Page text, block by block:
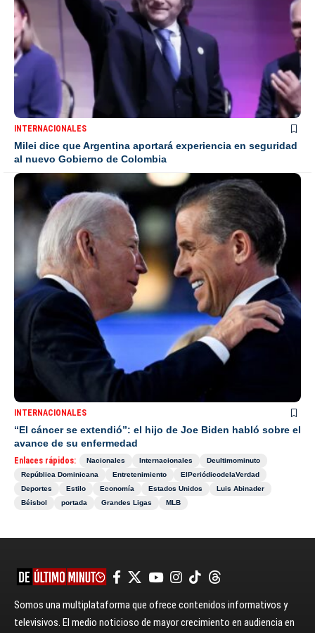
INTERNACIONALES
Milei dice que Argentina aportará experiencia en seguridad
al nuevo Gobierno de Colombia
INTERNACIONALES
“El cáncer se extendió”: el hijo de Joe Biden habló sobre el
avance de su enfermedad
Enlaces rápidos: Nacionales Internacionales
Deultimominuto
República Dominicana
Entretenimiento
ElPeriódicodelaVerdad
Deportes
Estilo Economía Estados Unidos
Luis Abinader
Béisbol
portada Grandes Ligas MLB
Somos una multiplataforma que ofrece contenidos informativos y
televisivos. El medio noticioso de mayor crecimiento en audiencia en